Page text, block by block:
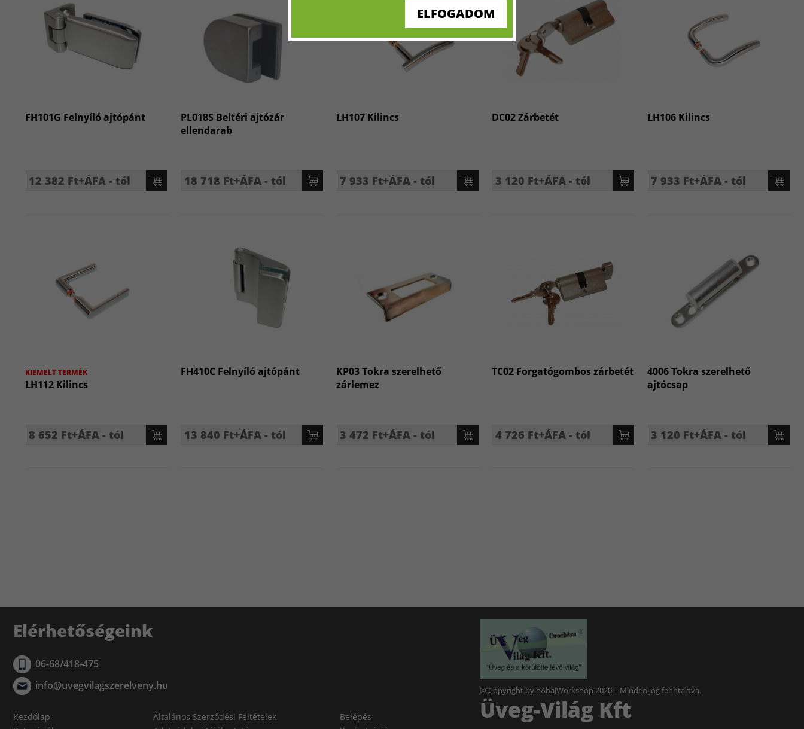
FH101G Felnyíló ajtópánt
12 382 Ft+ÁFA - tól
PL018S Beltéri ajtózár
ellendarab
18 718 Ft+ÁFA - tól
LH107 Kilincs
7 933 Ft+ÁFA - tól
DC02 Zárbetét
3 120 Ft+ÁFA - tól
LH106 Kilincs
7 933 Ft+ÁFA - tól
KIEMELT TERMÉK
LH112 Kilincs
8 652 Ft+ÁFA - tól
FH410C Felnyíló ajtópánt
13 840 Ft+ÁFA - tól
KP03 Tokra szerelhető
zárlemez
3 472 Ft+ÁFA - tól
TC02 Forgatógombos zárbetét
4 726 Ft+ÁFA - tól
4006 Tokra szerelhető
ajtócsap
3 120 Ft+ÁFA - tól
Elérhetőségeink
06-68/418-475
info@uvegvilagszerelveny.hu
Kezdőlap
Általános Szerződési Feltételek
Belépés
© Copyright by hAbaJWorkshop 2020 | Minden jog fenntartva.
Üveg-Világ Kft
ELFOGADOM